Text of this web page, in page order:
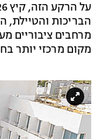
על הרקע הזה, קיץ 2026 באילת נפתח עם ניסיון להציע לנופשים
הבריכות והטיילת,
מרחבים ציבוריים
מקום מרכזי יותר